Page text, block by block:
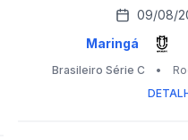
09/08/
Maringá
Brasileiro Série C •